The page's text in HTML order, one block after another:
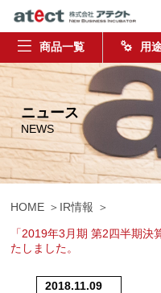
商品一覧 用
ニュース
NEWS
HOME IR情報
「2019年3月期 第2四半期
たしました。
2018.11.09